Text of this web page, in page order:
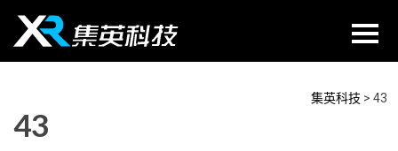
content
集英科技 > 43
43